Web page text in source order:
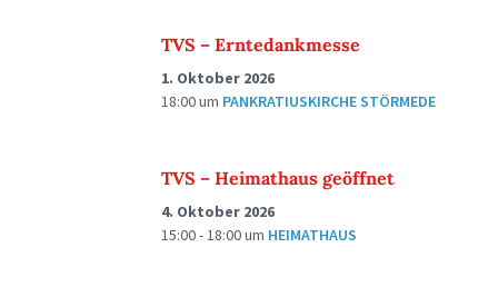
TVS – Erntedankmesse
1. Oktober 2026
18:00um PANKRATIUSKIRCHE STÖRMEDE
TVS – Heimathaus geöffnet
4. Oktober 2026
15:00 - 18:00um HEIMATHAUS